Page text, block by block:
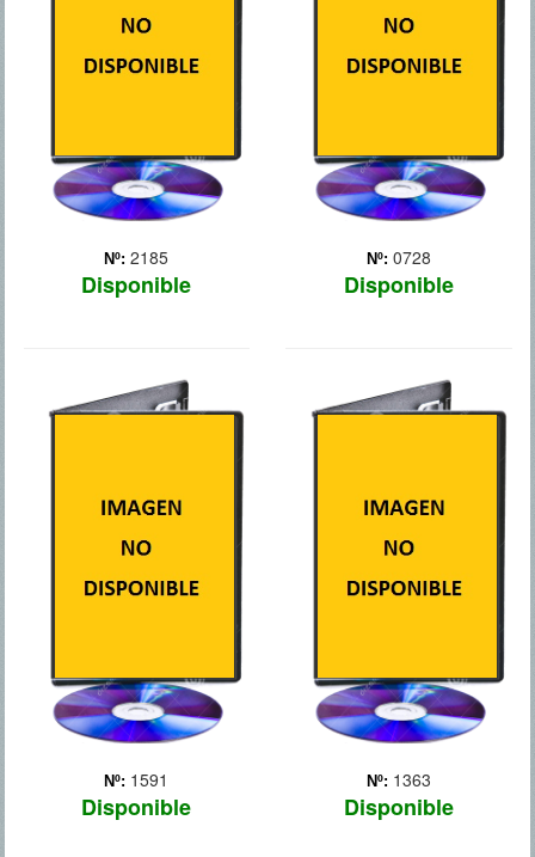
Nº: 2185
Disponible
Nº: 0728
Disponible
Nº: 1591
Disponible
Max Lewinsky (James
McAvoy), un detective de la
la pista del peligroso
criminal Jacob Sternwood
(Mark Strong), al que sigue
el rastro desde hace
Nº: 1363
Disponible
Victor (Colin Farrell) es la
mano derecha de
neoyorquino que vive bajo
la amenaza de un asesino
que está matando a todos
los miembros de su banda.